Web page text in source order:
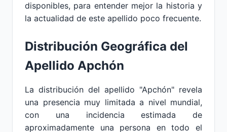
disponibles, para entender mejor la historia y
la actualidad de este apellido poco frecuente.
Distribución Geográfica del
Apellido Apchón
La distribución del apellido "Apchón" revela
una presencia muy limitada a nivel mundial,
con una incidencia estimada de
aproximadamente una persona en todo el